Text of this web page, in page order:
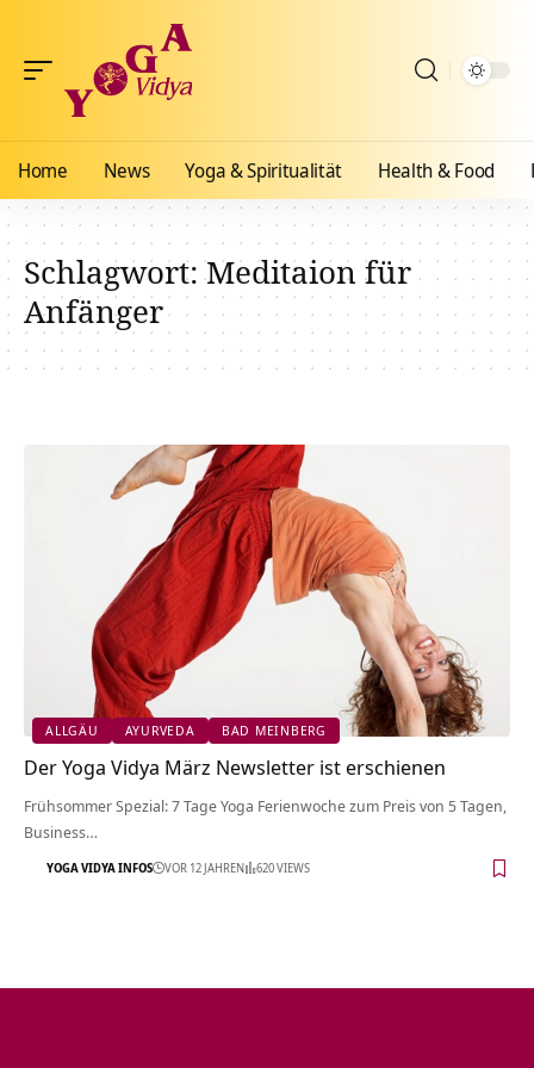
Home News Yoga & Spiritualität Health & Food
Schlagwort:Meditaion für
Anfänger
ALLGÄU AYURVEDA BAD MEINBERG
Der Yoga Vidya März Newsletter ist erschienen
Frühsommer Spezial: 7 Tage Yoga Ferienwoche zum Preis von 5 Tagen,
Business…
YOGA VIDYA INFOS VOR 12 JAHREN 620 VIEWS